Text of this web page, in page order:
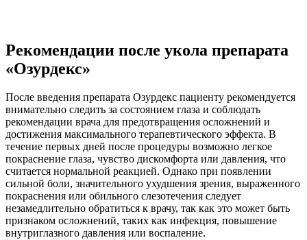
Рекомендации после укола препарата
«Озурдекс»
После введения препарата Озурдекс пациенту рекомендуется
внимательно следить за состоянием глаза и соблюдать
рекомендации врача для предотвращения осложнений и
достижения максимального терапевтического эффекта. В
течение первых дней после процедуры возможно легкое
покраснение глаза, чувство дискомфорта или давления, что
считается нормальной реакцией. Однако при появлении
сильной боли, значительного ухудшения зрения, выраженного
покраснения или обильного слезотечения следует
незамедлительно обратиться к врачу, так как это может быть
признаком осложнений, таких как инфекция, повышение
внутриглазного давления или воспаление.